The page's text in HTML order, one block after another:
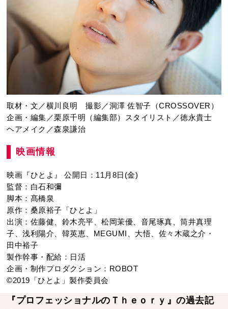
取材・文／横川良明 撮影／洞澤 佐智子（CROSSOVER）
企画・編集／栗原千明（編集部）スタイリスト／徳永貴士
ヘアメイク／森泉謙治
映画情報
映画『ひとよ』 公開日：11月8日(金)
監督：白石和彌
脚本：髙橋泉
原作：桑原裕子「ひとよ」
出演：佐藤健、鈴木亮平、松岡茉優、音尾琢真、筒井真理
子、浅利陽介、韓英恵、MEGUMI、大悟、佐々木蔵之介・
田中裕子
製作幹事・配給：日活
企画・制作プロダクション：ROBOT
©2019「ひとよ」製作委員会
『プロフェッショナルのＴｈｅｏｒｙ』の過去記